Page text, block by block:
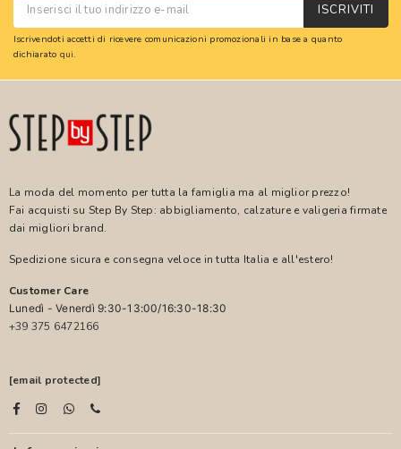
ISCRIVITI
Iscrivendoti accetti di ricevere comunicazioni promozionali in base a quanto
dichiarato qui.
La moda del momento per tutta la famiglia ma al miglior prezzo!
Fai acquisti su Step By Step: abbigliamento, calzature e valigeria firmate
dai migliori brand.
Spedizione sicura e consegna veloce in tutta Italia e all'estero!
Customer Care
Lunedì - Venerdì 9:30-13:00/16:30-18:30
+39 375 6472166
[email protected]